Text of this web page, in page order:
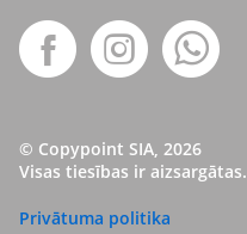
© Copypoint SIA, 2026
Visas tiesības ir aizsargātas.
Privātuma politika